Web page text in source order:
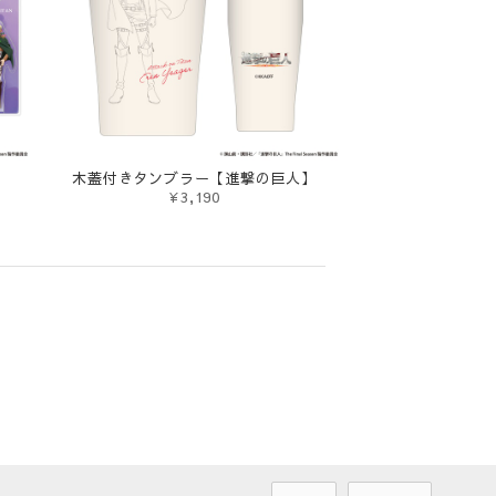
木蓋付きタンブラー【進撃の巨人】
¥3,190